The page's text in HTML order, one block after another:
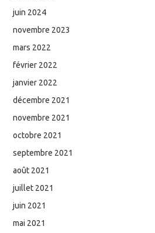
juin 2024
novembre 2023
mars 2022
février 2022
janvier 2022
décembre 2021
novembre 2021
octobre 2021
septembre 2021
août 2021
juillet 2021
juin 2021
mai 2021